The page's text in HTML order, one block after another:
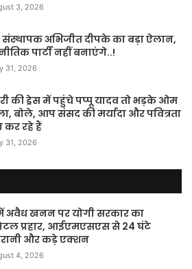
3, 2026
संस्थापक अभिजीत दीपके का बड़ा ऐलान,
पार्टी नहीं बनाएंगे..!
31, 2026
की ड्रेस में पहुंचे पप्पू यादव तो भड़के ओम
बोले, आप संसद की मर्यादा और पवित्रता
कर रहे हैं
31, 2026
अवैध खनन पर योगी सरकार का
प्रहार, आईएमएसएस से 24 घंटे
और कड़े एक्शन
4, 2026